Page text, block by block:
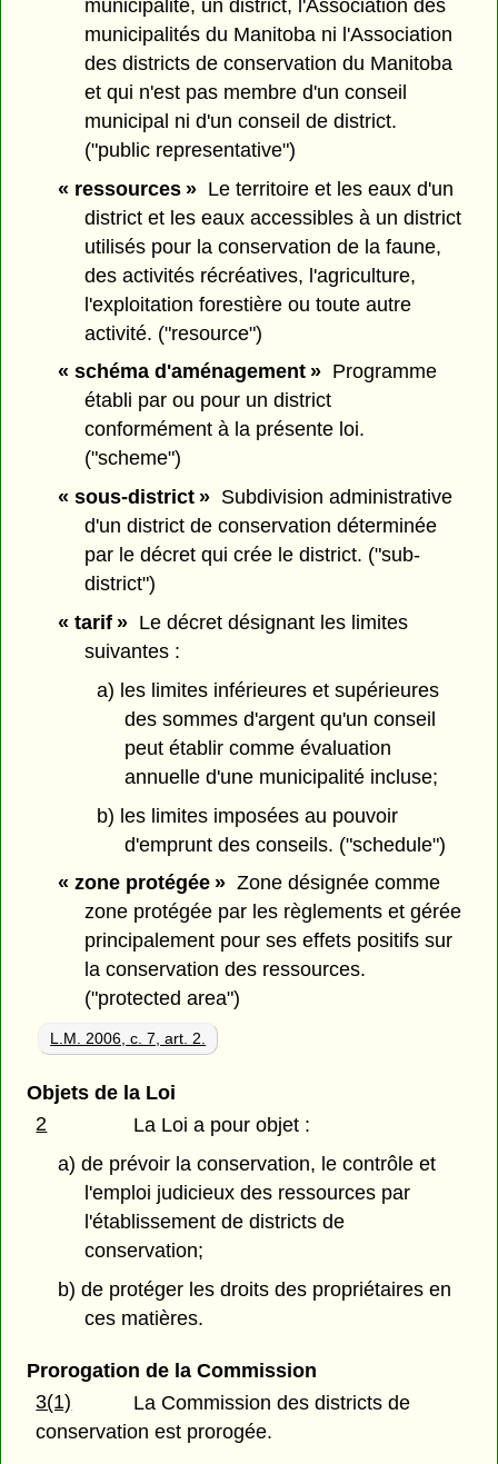
municipalité, un district, l'Association des
municipalités du Manitoba ni l'Association
des districts de conservation du Manitoba
et qui n'est pas membre d'un conseil
municipal ni d'un conseil de district.
("public representative")
« ressources »Le territoire et les eaux d'un
district et les eaux accessibles à un district
utilisés pour la conservation de la faune,
des activités récréatives, l'agriculture,
l'exploitation forestière ou toute autre
activité. ("resource")
« schéma d'aménagement »Programme
établi par ou pour un district
conformément à la présente loi.
("scheme")
« sous-district »Subdivision administrative
d'un district de conservation déterminée
par le décret qui crée le district. ("sub-
district")
« tarif »Le décret désignant les limites
suivantes :
a) les limites inférieures et supérieures
des sommes d'argent qu'un conseil
peut établir comme évaluation
annuelle d'une municipalité incluse;
b) les limites imposées au pouvoir
d'emprunt des conseils. ("schedule")
« zone protégée »Zone désignée comme
zone protégée par les règlements et gérée
principalement pour ses effets positifs sur
la conservation des ressources.
("protected area")
L.M. 2006, c. 7, art. 2.
Objets de la Loi
2
La Loi a pour objet :
a) de prévoir la conservation, le contrôle et
l'emploi judicieux des ressources par
l'établissement de districts de
conservation;
b) de protéger les droits des propriétaires en
ces matières.
Prorogation de la Commission
3(1)
La Commission des districts de
conservation est prorogée.